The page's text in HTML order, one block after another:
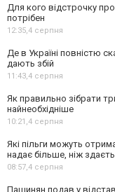
Для кого відстрочку
потрібен
12:35,4 серпня
Де в Україні повністю
дають збій
11:43,4 серпня
Як правильно зібрати
найнеобхідніше
10:21,4 серпня
Які пільги можуть
надає більше, ніж
08:57,4 серпня
Пашинян подав у